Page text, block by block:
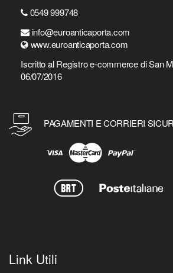
0549 999748
info@euroanticaporta.com
www.euroanticaporta.com
Iscritto al Registro e-commerce di San
06/07/2016
PAGAMENTI E CORRIERI
Link Utili